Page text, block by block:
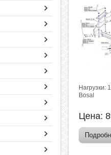
Нагрузки:
Bosal
Цена: